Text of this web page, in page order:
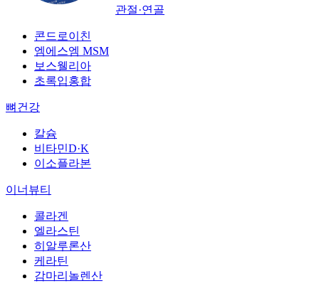
관절·연골
콘드로이친
엠에스엠 MSM
보스웰리아
초록입홍합
뼈건강
칼슘
비타민D·K
이소플라본
이너뷰티
콜라겐
엘라스틴
히알루론산
케라틴
감마리놀렌산